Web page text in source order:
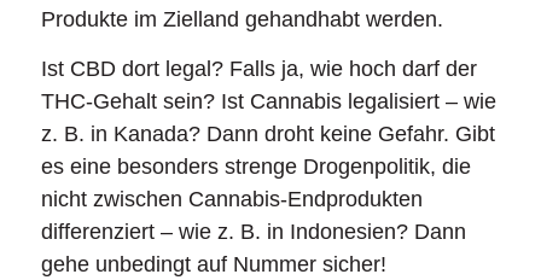
Produkte im Zielland gehandhabt werden.
Ist CBD dort legal? Falls ja, wie hoch darf der
THC-Gehalt sein? Ist Cannabis legalisiert – wie
z. B. in Kanada? Dann droht keine Gefahr. Gibt
es eine besonders strenge Drogenpolitik, die
nicht zwischen Cannabis-Endprodukten
differenziert – wie z. B. in Indonesien? Dann
gehe unbedingt auf Nummer sicher!